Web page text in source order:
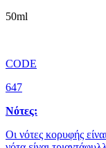
50ml
CODE
647
Νότες:
Οι νότες κορυφής